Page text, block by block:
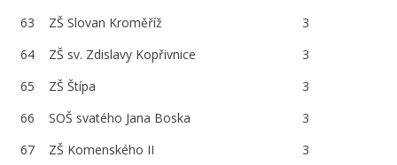
63
ZŠ Slovan Kroměříž
3
64
ZŠ sv. Zdislavy Kopřivnice
3
65
ZŠ Štípa
3
66
SOŠ svatého Jana Boska
3
67
ZŠ Komenského II
3